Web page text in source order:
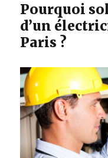
Pourquoi
d’un
Paris ?